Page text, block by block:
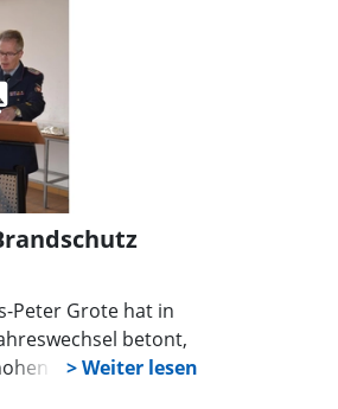
Peter Grote hat in
betont,
Investitionen in